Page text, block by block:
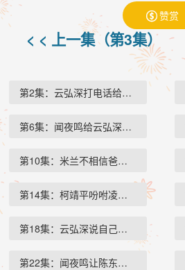
赞赏
< < 上一集（第3集）
第2集：云弘深打电话给云慕之…
第6集：闻夜鸣给云弘深打电话…
第10集：米兰不相信爸爸已经死…
第14集：柯靖平吩咐凌寒这个内…
第18集：云弘深说自己有一个朋…
第22集：闻夜鸣让陈东萍去找米…